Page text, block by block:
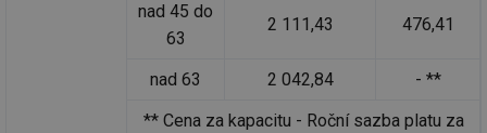
nad 45 do
63
2 111,43 476,41
nad 63 2 042,84
- **
** Cena za kapacitu - Roční sazba platu za